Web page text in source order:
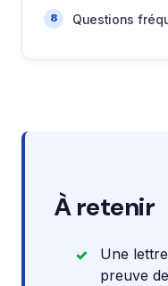
Questions
À retenir
Une
preuve